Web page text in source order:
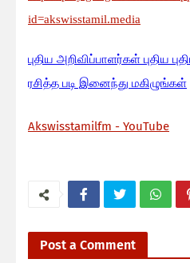
id=akswisstamil.media
புதிய அறிவிப்பாளர்கள் புதிய
ரசித்த படி இனைந்து மகிழுங்கள்
Akswisstamilfm - YouTube
Post a Comment